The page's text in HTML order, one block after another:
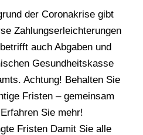
der Coronakrise gibt
Zahlungserleichterungen
auch Abgaben und
Gesundheitskasse
Achtung! Behalten Sie
Fristen – gemeinsam
Sie mehr!
Fristen Damit Sie alle